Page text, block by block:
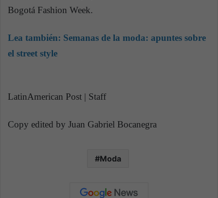
Bogotá Fashion Week.
Lea también: Semanas de la moda: apuntes sobre
el street style
LatinAmerican Post | Staff
Copy edited by Juan Gabriel Bocanegra
Moda